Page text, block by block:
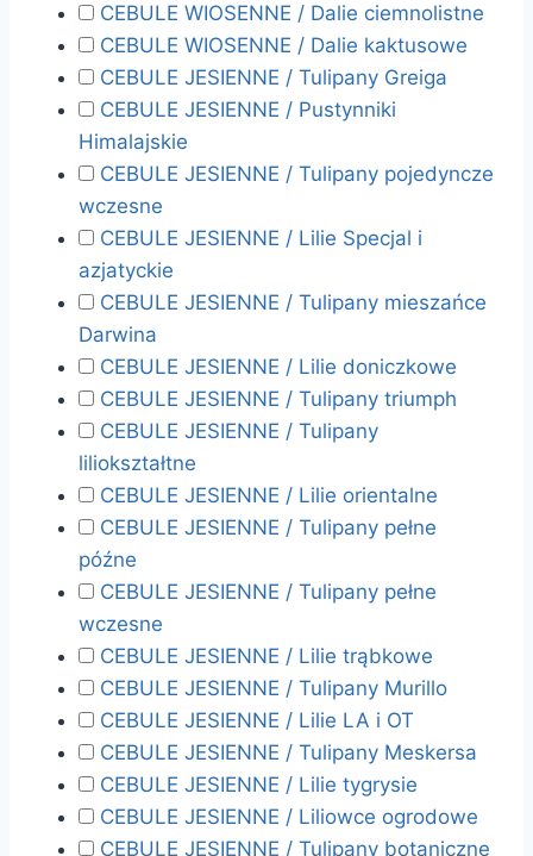
CEBULE WIOSENNE / Dalie ciemnolistne
CEBULE WIOSENNE / Dalie kaktusowe
CEBULE JESIENNE / Tulipany Greiga
CEBULE JESIENNE / Pustynniki
Himalajskie
CEBULE JESIENNE / Tulipany pojedyncze
wczesne
CEBULE JESIENNE / Lilie Specjal i
azjatyckie
CEBULE JESIENNE / Tulipany mieszańce
Darwina
CEBULE JESIENNE / Lilie doniczkowe
CEBULE JESIENNE / Tulipany triumph
CEBULE JESIENNE / Tulipany
liliokształtne
CEBULE JESIENNE / Lilie orientalne
CEBULE JESIENNE / Tulipany pełne
późne
CEBULE JESIENNE / Tulipany pełne
wczesne
CEBULE JESIENNE / Lilie trąbkowe
CEBULE JESIENNE / Tulipany Murillo
CEBULE JESIENNE / Lilie LA i OT
CEBULE JESIENNE / Tulipany Meskersa
CEBULE JESIENNE / Lilie tygrysie
CEBULE JESIENNE / Liliowce ogrodowe
CEBULE JESIENNE / Tulipany botaniczne